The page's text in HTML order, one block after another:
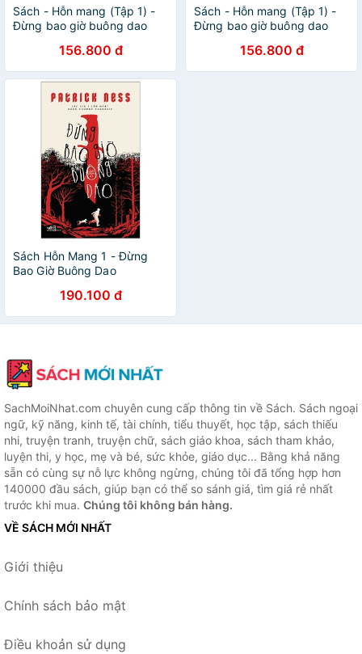
Sách - Hỗn mang (Tập 1) -
Đừng bao giờ buông dao
156.800 đ
Sách - Hỗn mang (Tập 1) -
Đừng bao giờ buông dao
156.800 đ
Sách Hỗn Mang 1 - Đừng
Bao Giờ Buông Dao
190.100 đ
SachMoiNhat.com chuyên cung cấp thông tin về Sách. Sách ngoại
ngữ, kỹ năng, kinh tế, tài chính, tiểu thuyết, học tập, sách thiếu
nhi, truyện tranh, truyện chữ, sách giáo khoa, sách tham khảo,
luyện thi, y học, mẹ và bé, sức khỏe, giáo dục... Bằng khả năng
sẵn có cùng sự nỗ lực không ngừng, chúng tôi đã tổng hợp hơn
140000 đầu sách, giúp bạn có thể so sánh giá, tìm giá rẻ nhất
trước khi mua. Chúng tôi không bán hàng.
VỀ SÁCH MỚI NHẤT
Giới thiệu
Chính sách bảo mật
Điều khoản sử dụng